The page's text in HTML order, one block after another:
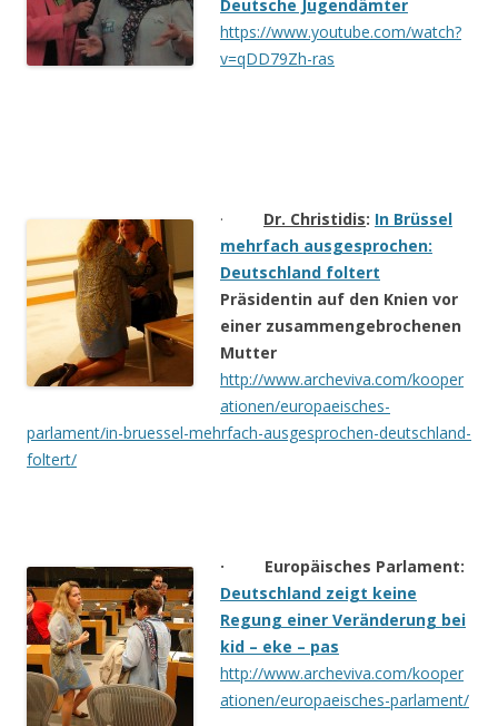
Deutsche Jugendämter
https://www.youtube.com/watch?
v=qDD79Zh-ras
· Dr. Christidis: In Brüssel
mehrfach ausgesprochen:
Deutschland foltert
Präsidentin auf den Knien vor
einer zusammengebrochenen
Mutter
http://www.archeviva.com/kooper
ationen/europaeisches-
parlament/in-bruessel-mehrfach-ausgesprochen-deutschland-
foltert/
· Europäisches Parlament:
Deutschland zeigt keine
Regung einer Veränderung bei
kid – eke – pas
http://www.archeviva.com/kooper
ationen/europaeisches-parlament/